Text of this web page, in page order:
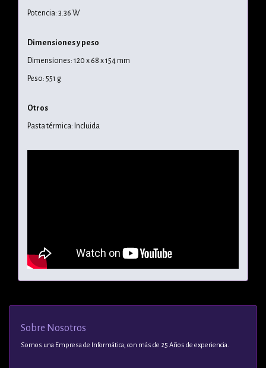
Potencia: 3.36 W
Dimensiones y peso
Dimensiones: 120 x 68 x 154 mm
Peso: 551 g
Otros
Pasta térmica: Incluida
Sobre Nosotros
Somos una Empresa de Informática, con más de 25 Años de experiencia.